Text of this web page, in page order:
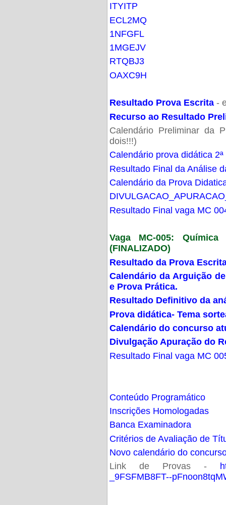
ITYITP
ECL2MQ
1NFGFL
1MGEJV
RTQBJ3
OAXC9H
Resultado Prova Escrita -
Recurso ao Resultado
Calendário Preliminar da
dois!!!)
Calendário prova didática
Resultado Final da Análise
Calendário da Prova
Resultado Final vaga MC
Vaga MC-005:
(FINALIZADO)
Resultado da Prova
Calendário da Arguição
e Prova Prática.
Resultado Definitivo da
Prova didática- Tema
Calendário do concurso
Divulgação Apuração do
Resultado Final vaga MC
Conteúdo Programático
Inscrições Homologadas
Banca Examinadora
Critérios de Avaliação de
Novo calendário do
Link de Provas -
_9FSFMB8FT--